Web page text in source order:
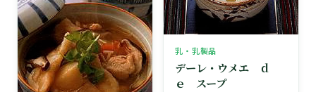
乳・乳製品
デーレ・ウメエ ｄ
ｅ スープ